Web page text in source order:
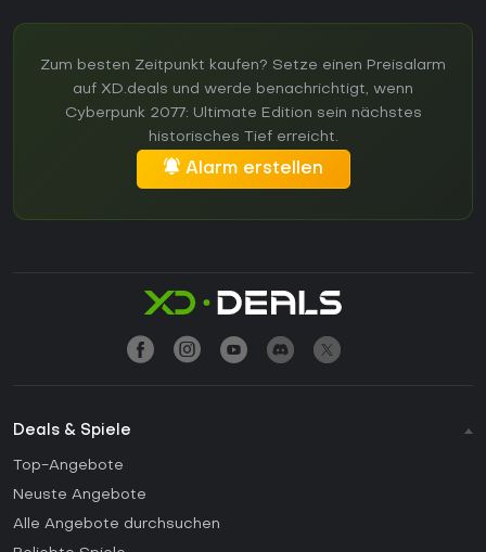
Zum besten Zeitpunkt kaufen? Setze einen Preisalarm
auf XD.deals und werde benachrichtigt, wenn
Cyberpunk 2077: Ultimate Edition sein nächstes
historisches Tief erreicht.
Alarm erstellen
Deals & Spiele
Top-Angebote
Neuste Angebote
Alle Angebote durchsuchen